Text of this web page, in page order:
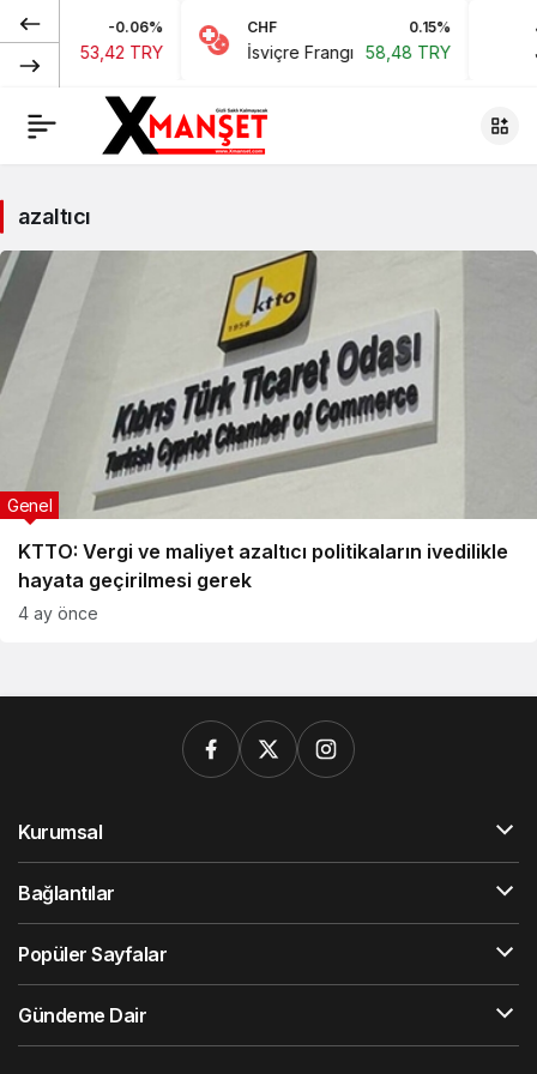
-0.06%
53,42 TRY
CHF 0.15%
İsviçre Frangı 58,48 TRY
azaltıcı
KTTO: Vergi ve maliyet azaltıcı politikaların ivedilikle
hayata geçirilmesi gerek
Genel
4 ay önce
Kurumsal
Bağlantılar
Popüler Sayfalar
Gündeme Dair